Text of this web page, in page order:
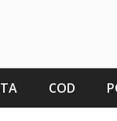
COD